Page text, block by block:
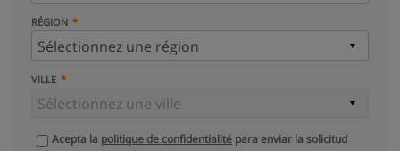
RÉGION
VILLE
Acepta la politique de confidentialité para enviar la solicitud